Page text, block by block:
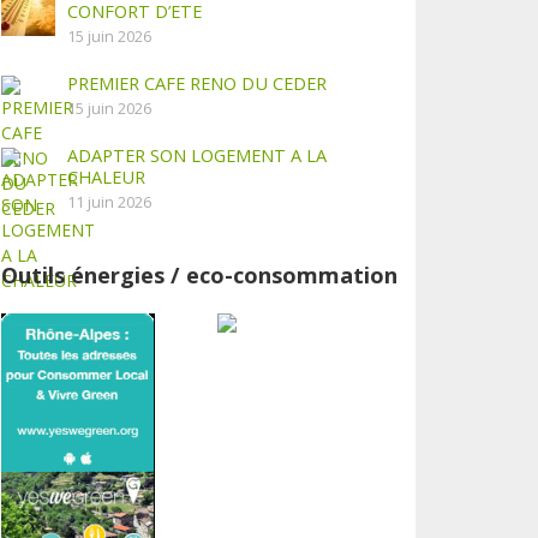
CONFORT D’ETE
15 juin 2026
PREMIER CAFE RENO DU CEDER
15 juin 2026
ADAPTER SON LOGEMENT A LA
CHALEUR
11 juin 2026
Outils énergies / eco-consommation